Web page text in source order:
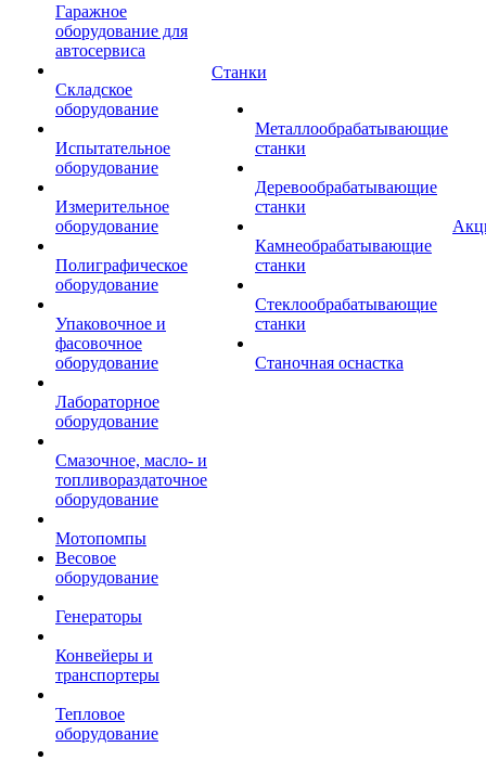
Гаражное
оборудование для
автосервиса
Складское
оборудование
Испытательное
оборудование
Измерительное
оборудование
Полиграфическое
оборудование
Упаковочное и
фасовочное
оборудование
Лабораторное
оборудование
Смазочное, масло- и
топливораздаточное
оборудование
Мотопомпы
Весовое
оборудование
Генераторы
Конвейеры и
транспортеры
Тепловое
оборудование
Станки
Металлообрабатывающие
станки
Деревообрабатывающие
станки
Камнеобрабатывающие
станки
Стеклообрабатывающие
станки
Станочная оснастка